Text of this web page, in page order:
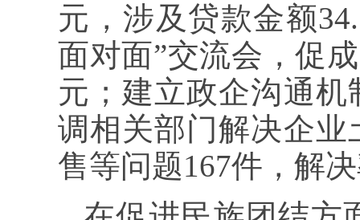
元，涉及贷款金额
面对面”交流会，促
元；建立政企沟通
调相关部门解决企
售等问题167件，解